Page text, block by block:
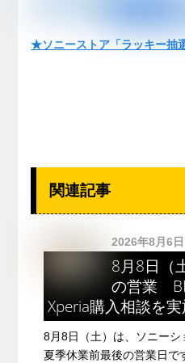
★ソニーストア「ラッキー抽
関連記事
2026年8月6日
8月8日（
の営業
Xperia購入相談を
8月8日（土）は、ソニー
夏季休業前最後の営業日